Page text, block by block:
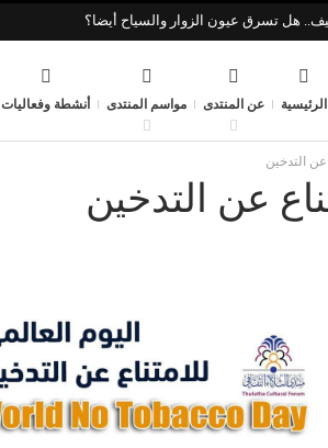
هل تسرق عيون الزوار والسياح أيضا؟
الرئيسية عن المنتدى مواسم المنتدى أنشطة وفعاليات
عن التدخين
عن التدخين